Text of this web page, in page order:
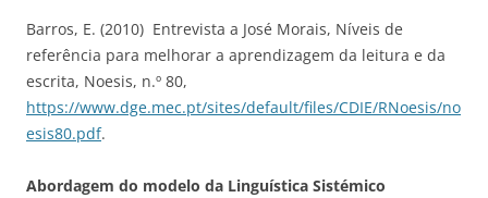
Barros, E. (2010) ​Entrevista a José Morais, Níveis de
referência para melhorar a aprendizagem da leitura e da
escrita, Noesis, n.º 80,
https://www.dge.mec.pt/sites/default/files/CDIE/RNoesis/no
esis80.pdf.
Abordagem do modelo da Linguística Sistémico